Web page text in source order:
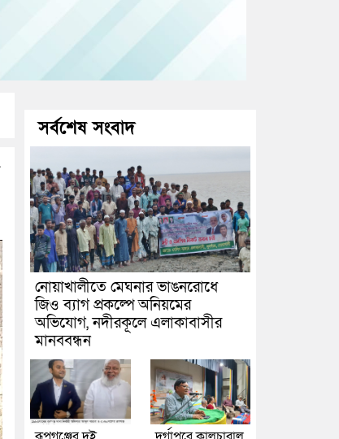
সর্বশেষ সংবাদ
নোয়াখালীতে মেঘনার ভাঙনরোধে
জিও ব্যাগ প্রকল্পে অনিয়মের
অভিযোগ, নদীরকূলে এলাকাবাসীর
মানববন্ধন